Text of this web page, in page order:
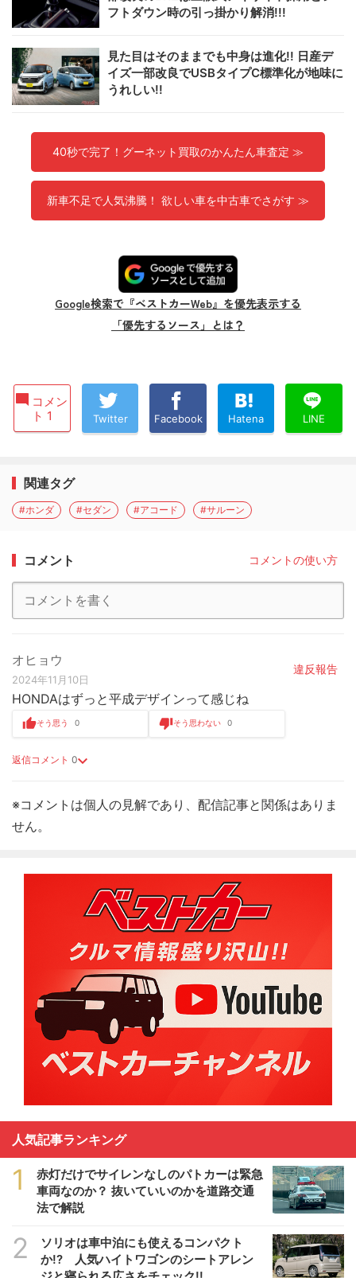
フトダウン時の引っ掛かり解消!!!
見た目はそのままでも中身は進化!! 日産デ
イズ一部改良でUSBタイプC標準化が地味に
うれしい!!
40秒で完了！グーネット買取のかんたん車査定 ≫
新車不足で人気沸騰！ 欲しい車を中古車でさがす ≫
Google検索で『ベストカーWeb』を優先表示する
「優先するソース」とは？
コメン
ト 1
Twitter Facebook Hatena LINE
関連タグ
#ホンダ #セダン #アコード #サルーン
コメント コメントの使い方
オヒョウ
2024年11月10日
違反報告
HONDAはずっと平成デザインって感じね
返信コメント 0
そう思う 0 そう思わない 0
※コメントは個人の見解であり、配信記事と関係はありま
せん。
人気記事ランキング
1
赤灯だけでサイレンなしのパトカーは緊急
車両なのか？ 抜いていいのかを道路交通
法で解説
2
ソリオは車中泊にも使えるコンパクト
か!? 人気ハイトワゴンのシートアレン